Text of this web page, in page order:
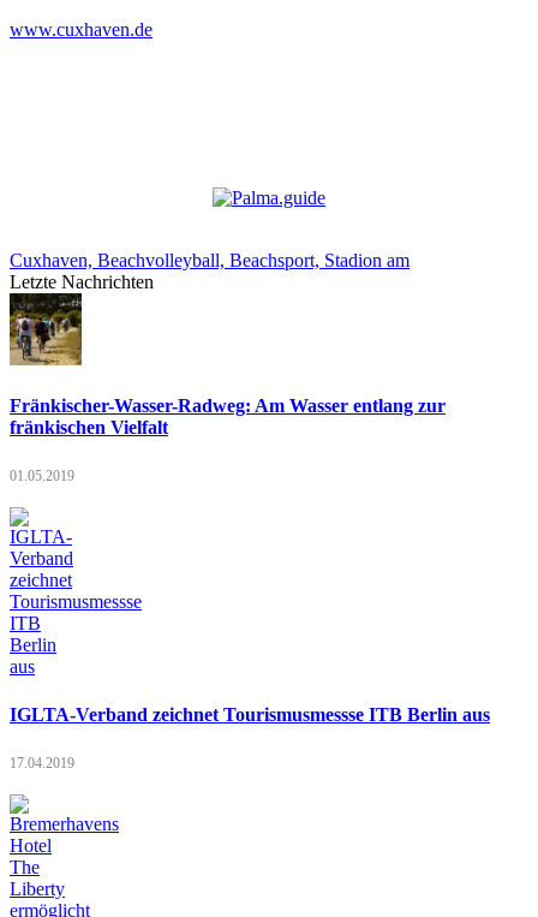
www.cuxhaven.de
Cuxhaven, Beachvolleyball, Beachsport, Stadion am
Letzte Nachrichten
Fränkischer-Wasser-Radweg: Am Wasser entlang zur
fränkischen Vielfalt
01.05.2019
IGLTA-Verband zeichnet Tourismusmessse ITB Berlin aus
17.04.2019